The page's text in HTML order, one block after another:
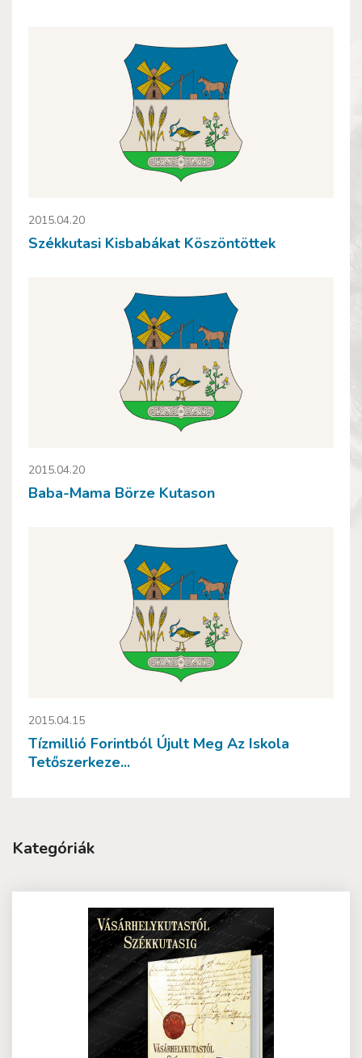
2015.04.20
Székkutasi Kisbabákat Köszöntöttek
2015.04.20
Baba-Mama Börze Kutason
2015.04.15
Tízmillió Forintból Újult Meg Az Iskola
Tetőszerkeze...
Kategóriák